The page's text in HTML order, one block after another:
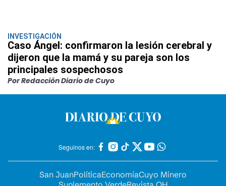
INVESTIGACIÓN
Caso Ángel: confirmaron la lesión cerebral y
dijeron que la mamá y su pareja son los
principales sospechosos
Por Redacción Diario de Cuyo
Seguinos en:
San JuanPolíticaEconomíaCuyo Minero